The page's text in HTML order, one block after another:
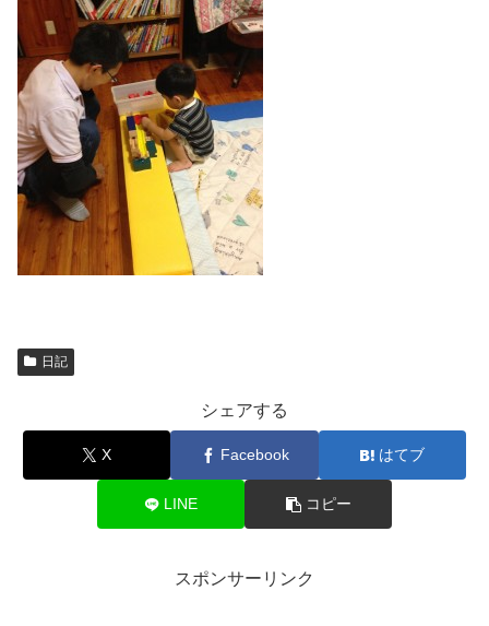
日記
シェアする
X Facebook はてブ
LINE コピー
スポンサーリンク